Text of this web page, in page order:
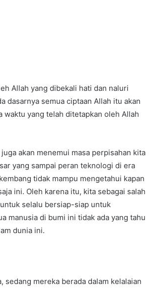
Allah yang dibekali hati dan naluri
dasarnya semua ciptaan Allah itu akan
waktu yang telah ditetapkan oleh Allah
akan menemui masa perpisahan kita
yang sampai peran teknologi di era
tidak mampu mengetahui kapan
ini. Oleh karena itu, kita sebagai salah
selalu bersiap-siap untuk
manusia di bumi ini tidak ada yang tahu
dunia ini.
sedang mereka berada dalam kelalaian